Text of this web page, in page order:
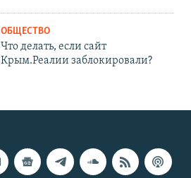
ОБЩЕСТВО
Что делать, если сайт
Крым.Реалии заблокировали?